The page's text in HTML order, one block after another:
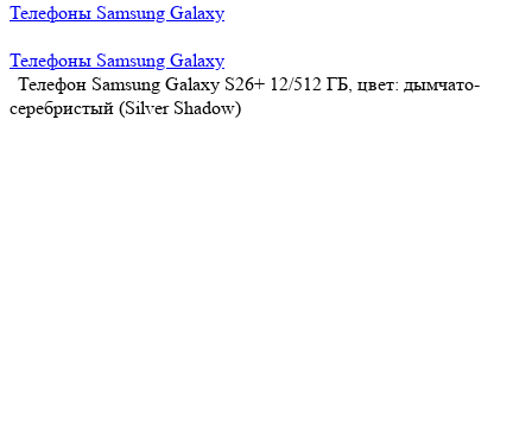
Телефоны Samsung Galaxy
Телефоны Samsung Galaxy
Телефон Samsung Galaxy S26+ 12/512 ГБ, цвет: дымчато-
серебристый (Silver Shadow)